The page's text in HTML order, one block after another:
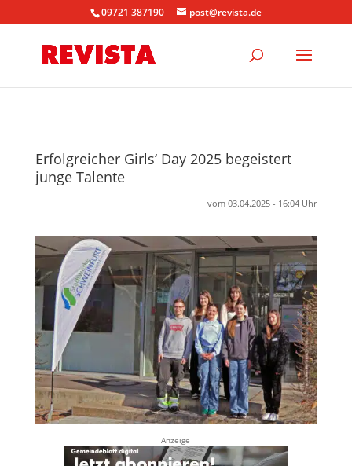
09721 387190 post@revista.de
Erfolgreicher Girls‘ Day 2025 begeistert
junge Talente
vom 03.04.2025 - 16:04 Uhr
Anzeige